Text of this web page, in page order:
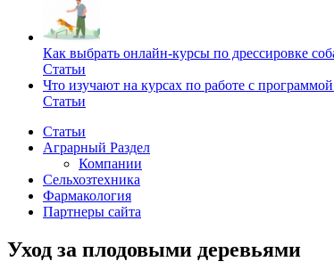
Как выбрать онлайн-курсы по дрессировке
Статьи
Что изучают на курсах по работе с
Статьи
Статьи
Аграрный Раздел
Компании
Сельхозтехника
Фармакология
Партнеры сайта
Уход за плодовыми деревьями